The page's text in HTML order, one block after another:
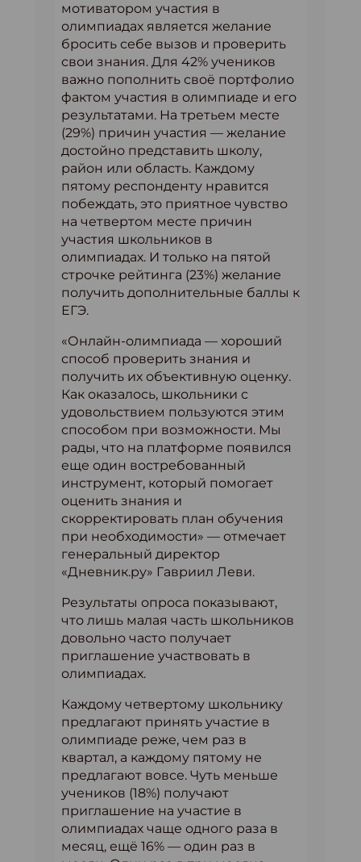
мотиватором участия в
олимпиадах является желание
бросить себе вызов и проверить
свои знания. Для 42% учеников
важно пополнить своё портфолио
фактом участия в олимпиаде и его
результатами. На третьем месте
(29%) причин участия — желание
достойно представить школу,
район или область. Каждому
пятому респонденту нравится
побеждать, это приятное чувство
на четвертом месте причин
участия школьников в
олимпиадах. И только на пятой
строчке рейтинга (23%) желание
получить дополнительные баллы к
ЕГЭ.
«Онлайн-олимпиада — хороший
способ проверить знания и
получить их объективную оценку.
Как оказалось, школьники с
удовольствием пользуются этим
способом при возможности. Мы
рады, что на платформе появился
еще один востребованный
инструмент, который помогает
оценить знания и
скорректировать план обучения
при необходимости» — отмечает
генеральный директор
«Дневник.ру» Гавриил Леви.
Результаты опроса показывают,
что лишь малая часть школьников
довольно часто получает
приглашение участвовать в
олимпиадах.
Каждому четвертому школьнику
предлагают принять участие в
олимпиаде реже, чем раз в
квартал, а каждому пятому не
предлагают вовсе. Чуть меньше
учеников (18%) получают
приглашение на участие в
олимпиадах чаще одного раза в
месяц, ещё 16% — один раз в